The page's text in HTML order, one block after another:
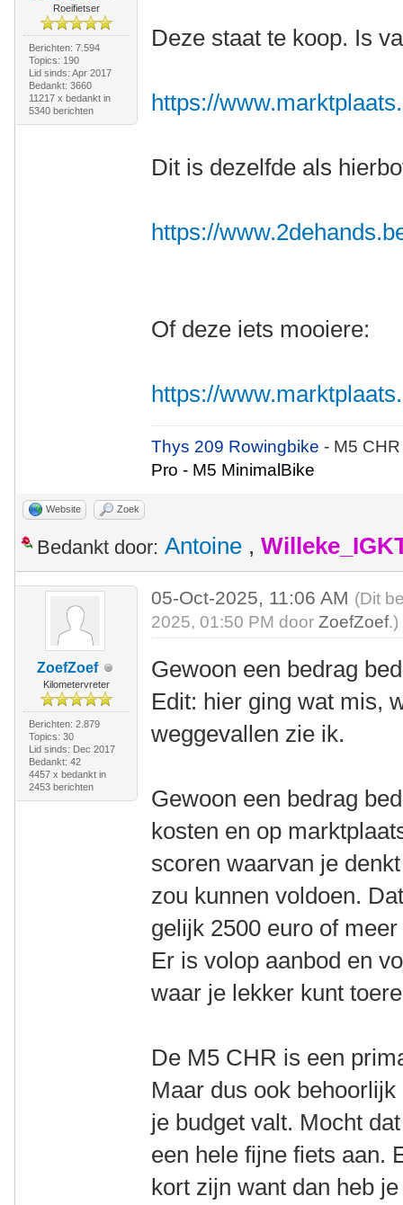
Roeifietser
Berichten: 7.594
Topics: 190
Lid sinds: Apr 2017
Bedankt: 3660
11217 x bedankt in
5340 berichten
Deze staat te koop. Is
https://
Dit is dezelfde als
https://
Of deze iets mooiere:
https://
Thys 209 Rowingbike- M5
Pro - M5 MinimalBike
Website Zoek
Bedankt door: Antoine ,
ZoefZoef
Kilometervreter
Berichten: 2.879
Topics: 30
Lid sinds: Dec 2017
Bedankt: 42
4457 x bedankt in
2453 berichten
05-Oct-2025, 11:06 AM (Dit
2025, 01:50 PM doorZoefZoef.)
Gewoon een bedrag
Edit: hier ging wat mis,
weggevallen zie ik.
Gewoon een bedrag
kosten en op
scoren waarvan je
zou kunnen voldoen.
gelijk 2500 euro of
Er is volop aanbod en
waar je lekker kunt
De M5 CHR is een
Maar dus ook
je budget valt. Mocht
een hele fijne fiets aan.
kort zijn want dan heb